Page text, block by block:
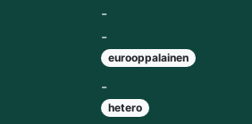
-
-
eurooppalainen
-
hetero